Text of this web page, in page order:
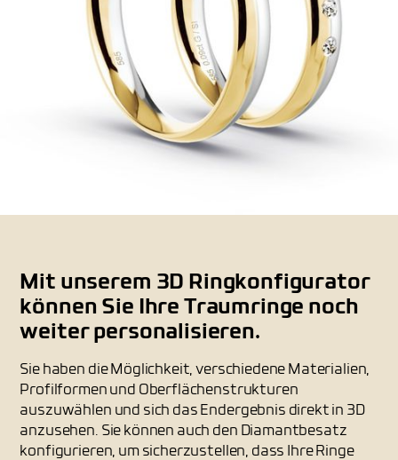
Mit unserem 3D Ringkonfigurator
können Sie Ihre Traumringe noch
weiter personalisieren.
Sie haben die Möglichkeit, verschiedene Materialien,
Profilformen und Oberflächenstrukturen
auszuwählen und sich das Endergebnis direkt in 3D
anzusehen. Sie können auch den Diamantbesatz
konfigurieren, um sicherzustellen, dass Ihre Ringe